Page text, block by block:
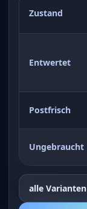
Zustand
Entwertet
Postfrisch
Ungebraucht
alle Varianten